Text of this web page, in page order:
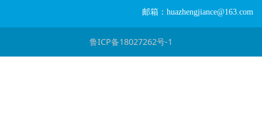
邮箱：huazhengjiance@163.com
鲁ICP备18027262号-1